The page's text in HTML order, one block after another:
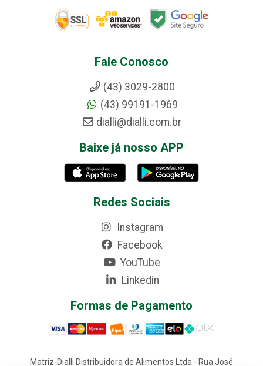
Fale Conosco
(43) 3029-2800
(43) 99191-1969
dialli@dialli.com.br
Baixe já nosso APP
Redes Sociais
Instagram
Facebook
YouTube
Linkedin
Formas de Pagamento
Matriz-Dialli Distribuidora de Alimentos Ltda - Rua José